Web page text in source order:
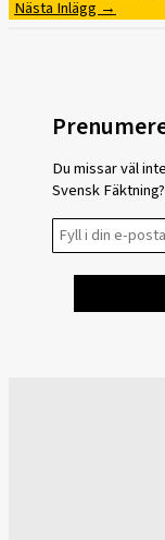
Nästa Inlägg →
Du missar väl
Svensk Fäktning?